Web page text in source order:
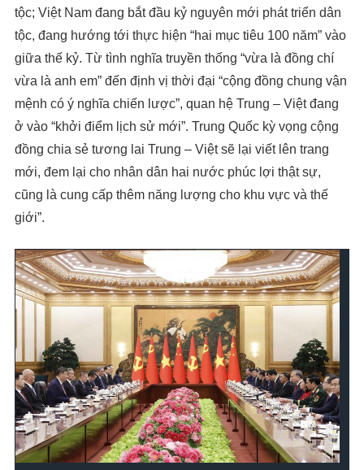
tộc; Việt Nam đang bắt đầu kỷ nguyên mới phát triển dân
tộc, đang hướng tới thực hiện “hai mục tiêu 100 năm” vào
giữa thế kỷ. Từ tình nghĩa truyền thống “vừa là đồng chí
vừa là anh em” đến định vị thời đại “cộng đồng chung vận
mệnh có ý nghĩa chiến lược”, quan hệ Trung – Việt đang
ở vào “khởi điểm lịch sử mới”. Trung Quốc kỳ vọng cộng
đồng chia sẻ tương lai Trung – Việt sẽ lại viết lên trang
mới, đem lại cho nhân dân hai nước phúc lợi thật sự,
cũng là cung cấp thêm năng lượng cho khu vực và thế
giới”.